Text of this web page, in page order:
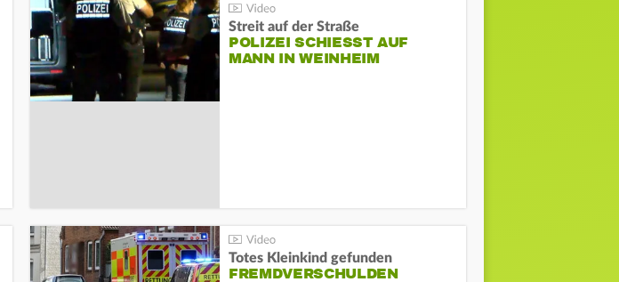
Streit auf der Straße
POLIZEI SCHIESST AUF M
ANN IN WEINHEIM
Totes Kleinkind gefunden
FREMDVERSCHULDEN